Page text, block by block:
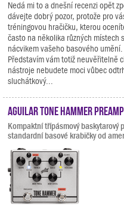
Nedá mi to a dnešní recenzi opět
dávejte dobrý pozor, protože pro
tréningovou hračičku, kterou
často na několika různých místech
nácvikem vašeho basového umění.
Představím vám totiž neuvěřitelně
nástroje nebudete moci vůbec
sluchátkový...
Aguilar Tone Hammer
Kompaktní třípásmový baskytarový
standardní basové krabičky od